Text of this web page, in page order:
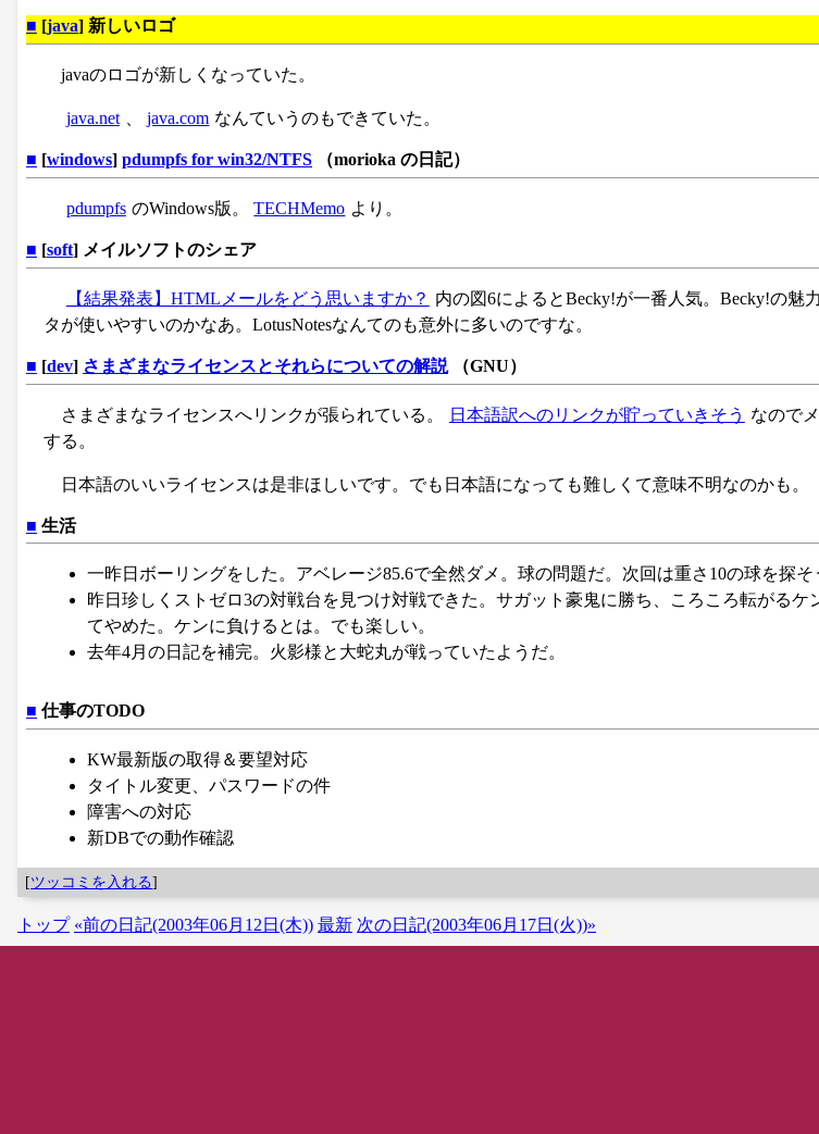
■ [java] 新しいロゴ
javaのロゴが新しくなっていた。
java.net java.com なんていうのもできていた。
■ [windows] pdumpfs for win32/NTFS （morioka の日記）
pdumpfs のWindows版。 TECHMemo より。
■ [soft] メイルソフトのシェア
【結果発表】HTMLメールをどう思いますか？ 内の図6によるとBecky!が一番人気。Becky!の魅
タが使いやすいのかなあ。LotusNotesなんてのも意外に多いのですな。
■ [dev] さまざまなライセンスとそれらについての解説（GNU）
さまざまなライセンスへリンクが張られている。 日本語訳へのリンクが貯っていきそう なので
する。
日本語のいいライセンスは是非ほしいです。でも日本語になっても難しくて意味不明なのかも。
■ 生活
一昨日ボーリングをした。アベレージ85.6で全然ダメ。球の問題だ。次回は重さ10の球を探そ
昨日珍しくストゼロ3の対戦台を見つけ対戦できた。サガット豪鬼に勝ち、ころころ転がるケ
てやめた。ケンに負けるとは。でも楽しい。
去年4月の日記を補完。火影様と大蛇丸が戦っていたようだ。
■ 仕事のTODO
KW最新版の取得＆要望対応
タイトル変更、パスワードの件
障害への対応
新DBでの動作確認
[ツッコミを入れる]
トップ «前の日記(2003年06月12日(木)) 最新 次の日記(2003年06月17日(火))»